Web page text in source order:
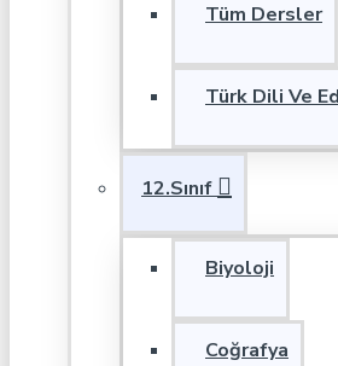
Tüm Dersler
Türk Dili Ve
12.Sınıf
Biyoloji
Coğrafya